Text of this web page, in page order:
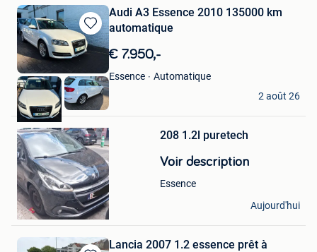
Sauvegarder
dans
Favoris
Audi A3 Essence 2010 135000 km
automatique
€ 7.950,-
Essence
Automatique
Han Car
Bruxelles
2 août 26
dans
Mes
Favoris
208 1.2l puretech
Voir description
Essence
Ninaael
Bruxelles
Aujourd'hui
Lancia 2007 1.2 essence prêt à